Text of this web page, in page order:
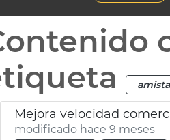
Mejora velocidad
modificado hace 9 meses